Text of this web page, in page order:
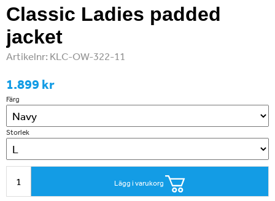
Classic Ladies padded
jacket
Artikelnr: KLC-OW-322-11
1.899 kr
Färg
Storlek
Lägg i varukorg